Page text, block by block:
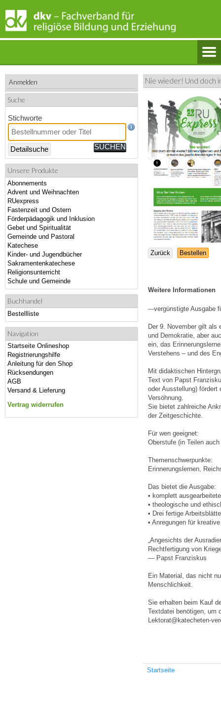
Anmelden
Suche
Stichworte
Detailsuche
Unsere Produkte
Abonnements
Advent und Weihnachten
RUexpress
Fastenzeit und Ostern
Förderpädagogik und Inklusion
Gebet und Spiritualität
Gemeinde und Pastoral
Katechese
Kinder- und Jugendbücher
Sakramentenkatechese
Religionsunterricht
Schule und Gemeinde
Buchhandel
Bestellliste
Navigation
Startseite Onlineshop
Registrierungshilfe
Anleitung für den Shop
Rücksendungen
AGB
Versand & Lieferung
Vertrag widerrufen
Nie wieder! Und doch
Zurück Bestellen
Weitere Informationen
---vergünstigte Ausgabe
Der 9. November gilt als
und Demokratie, aber
ein, das
Verstehens – und des
Mit didaktischen
Text von Papst
oder Ausstellung) fördert
Versöhnung.
Sie bietet zahlreiche
der Zeitgeschichte.
Für wen geeignet:
Oberstufe (in Teilen
Themenschwerpunkte:
Erinnerungslernen,
Das bietet die Ausgabe:
• komplett
• theologische und
• Drei fertige
• Anregungen für
„Angesichts der
Rechtfertigung von
— Papst Franziskus
Ein Material, das nicht
Menschlichkeit.
Sie erhalten beim Kauf
Textdatei benötigen, um
Lektorat@katecheten-
Startseite